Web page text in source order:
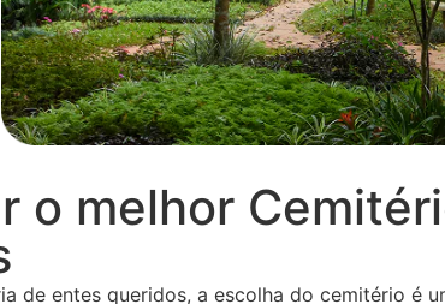
o melhor
de entes queridos, a escolha do cemitério